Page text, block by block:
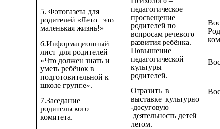
5. Фотогазета для
родителей «Лето –это
маленькая жизнь!»
6.Информационный
лист для родителей
«Что должен знать и
уметь ребёнок в
подготовительной к
школе группе».
7.Заседание
родительского
комитета.
педагогическое
просвещение
родителей по
вопросам речевого
развития ребёнка.
Повышение
педагогической
культуры
родителей.
Отразить в
выставке культурно
-досуговую
деятельность детей
летом.